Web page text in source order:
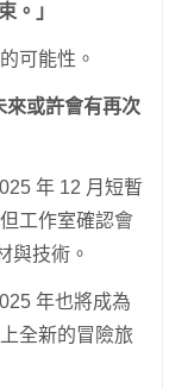
。」
可能性。
來或許會有再次
年 12 月短暫
工作室確認會
與技術。
年也將成為
全新的冒險旅